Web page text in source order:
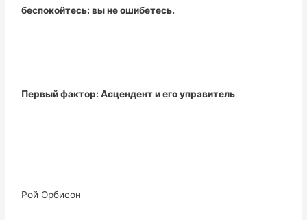
беспокойтесь: вы не ошибетесь.
Первый фактор: Асцендент и его управитель
Рой Орбисон